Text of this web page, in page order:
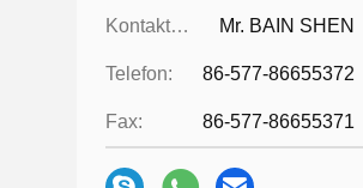
Kontaktpersonen: Mr. BAIN SHEN
Telefon: 86-577-86655372
Fax: 86-577-86655371